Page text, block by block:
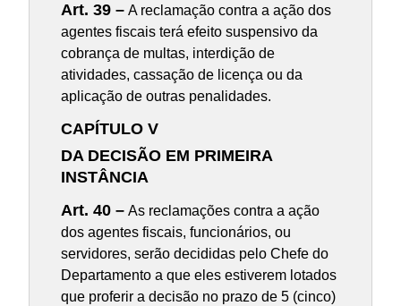
Art. 39 – A reclamação contra a ação dos
agentes fiscais terá efeito suspensivo da
cobrança de multas, interdição de
atividades, cassação de licença ou da
aplicação de outras penalidades.
CAPÍTULO V
DA DECISÃO EM PRIMEIRA
INSTÂNCIA
Art. 40 – As reclamações contra a ação
dos agentes fiscais, funcionários, ou
servidores, serão decididas pelo Chefe do
Departamento a que eles estiverem lotados
que proferir a decisão no prazo de 5 (cinco)